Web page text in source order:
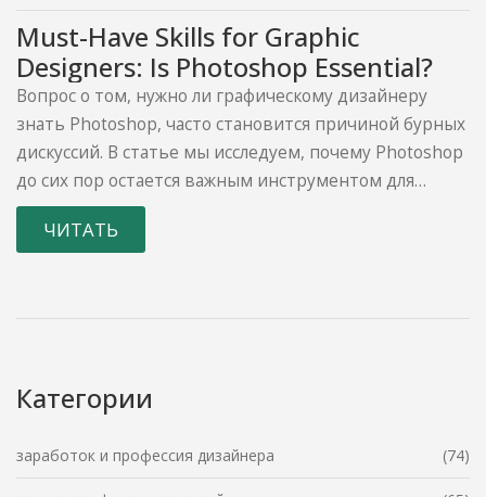
Must-Have Skills for Graphic
Designers: Is Photoshop Essential?
Вопрос о том, нужно ли графическому дизайнеру
знать Photoshop, часто становится причиной бурных
дискуссий. В статье мы исследуем, почему Photoshop
до сих пор остается важным инструментом для
большинства дизайнеров, каковы альтернативы и
какие навыки действительно нужны для успешной
ЧИТАТЬ
Категории
заработок и профессия дизайнера (74)